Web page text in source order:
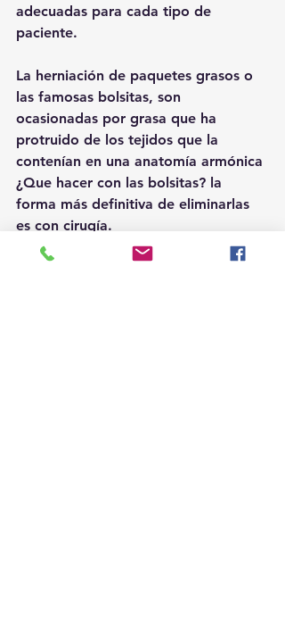
adecuadas para cada tipo de
paciente.
La herniación de paquetes grasos o
las famosas bolsitas, son
ocasionadas por grasa que ha
protruido de los tejidos que la
contenían en una anatomía armónica
¿Que hacer con las bolsitas? la
forma más definitiva de eliminarlas
es con cirugía.
Existen tratamientos inyectados con